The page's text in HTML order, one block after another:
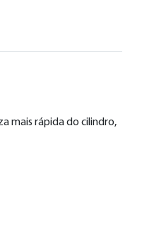
mais rápida do cilindro,